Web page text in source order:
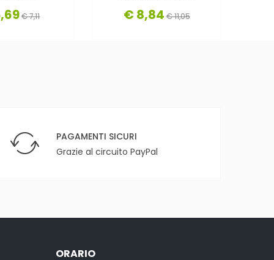
€ 7,11 € 8,84 € 11,05
PAGAMENTI SICURI
Grazie al circuito PayPal
ORARIO